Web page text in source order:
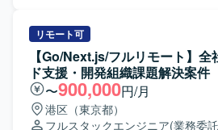
とができます。フロントエンドから
ラまで幅広い技術領域に関与できる
ンジニアとしてのスキルを大きく伸
【開発環境】 Reactを中心としたフ
PHP／Ruby／Go／Python などを用
を想定しております。AWSまたは
インフラ構築、運用フェーズの改善
ただきます。 フロントエンドからイ
体を俯瞰し、技術選定の判断や技術
の技術提案などを主導していただきます。 【求め
像】 システム全体を俯瞰しながら、
ックエンド、インフラまで一貫して
リモート可
【Go/Next.js/フルリモート】
ド支援・開発組織課題解決案件
〜900,000円/月
港区（東京都）
フルスタックエンジニア(業務委